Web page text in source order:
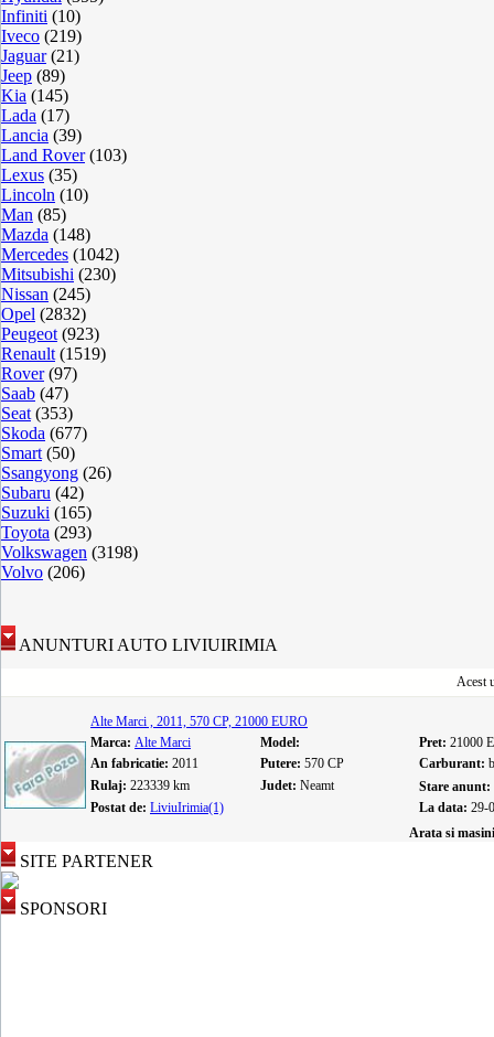
Infiniti (10)
Iveco (219)
Jaguar(21)
Jeep (89)
Kia (145)
Lada (17)
Lancia (39)
Land Rover(103)
Lexus (35)
Lincoln (10)
Man (85)
Mazda (148)
Mercedes (1042)
Mitsubishi (230)
Nissan (245)
Opel (2832)
Peugeot (923)
Renault (1519)
Rover(97)
Saab (47)
Seat (353)
Skoda (677)
Smart (50)
Ssangyong (26)
Subaru (42)
Suzuki (165)
Toyota (293)
Volkswagen (3198)
Volvo (206)
ANUNTURI AUTO LIVIUIRIMIA
Acest
Alte Marci , 2011, 570 CP, 21000 EURO
Marca: Alte Marci Model: Pret: 21000
An fabricatie: 2011 Putere: 570 CP Carburant:
Rulaj: 223339 km Judet: Neamt
Stare anunt:
Postat de: LiviuIrimia(1) La data: 29-
Arata si
SITE PARTENER
SPONSORI